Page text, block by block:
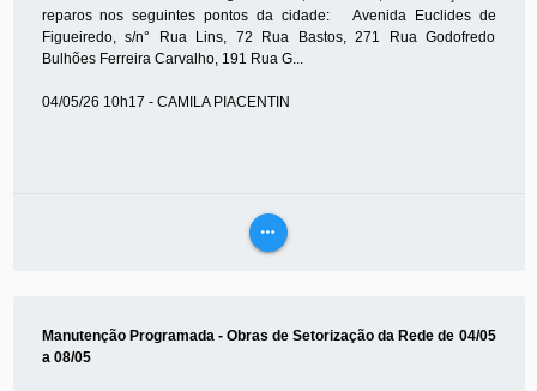
reparos nos seguintes pontos da cidade: Avenida Euclides de
Figueiredo, s/n° Rua Lins, 72 Rua Bastos, 271 Rua Godofredo
Bulhões Ferreira Carvalho, 191 Rua G...
04/05/26 10h17 - CAMILA PIACENTIN
more_horiz
Manutenção Programada - Obras de Setorização da Rede de 04/05
a 08/05